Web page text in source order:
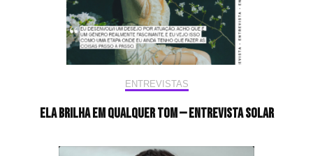
ENTREVISTAS
Ela brilha em qualquer tom — Entrevista Solar